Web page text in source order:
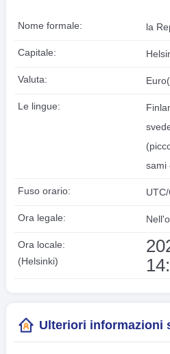
Nome formale: la
Capitale:
Valuta:
Le lingue:
sami
Fuso orario:
Ora legale:
Ora locale:
(Helsinki)
Ulteriori informazioni